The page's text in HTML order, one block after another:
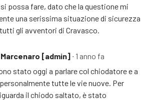
possa fare, dato che la questione mi
una serissima situazione di sicurezza
gli avventori di Cravasco.
[admin] ∙ 1 anno fa
stato oggi a parlare col chiodatore e a
tutte le vie nuove. Per
il chiodo saltato, è stato